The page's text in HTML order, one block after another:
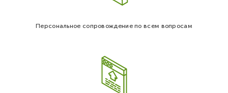
Персональное сопровождение по всем вопросам